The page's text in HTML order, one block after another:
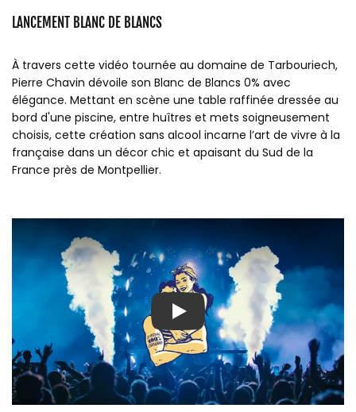
LANCEMENT BLANC DE BLANCS
À travers cette vidéo tournée au domaine de Tarbouriech,
Pierre Chavin dévoile son Blanc de Blancs 0% avec
élégance. Mettant en scène une table raffinée dressée au
bord d'une piscine, entre huîtres et mets soigneusement
choisis, cette création sans alcool incarne l’art de vivre à la
française dans un décor chic et apaisant du Sud de la
France près de Montpellier.
Play